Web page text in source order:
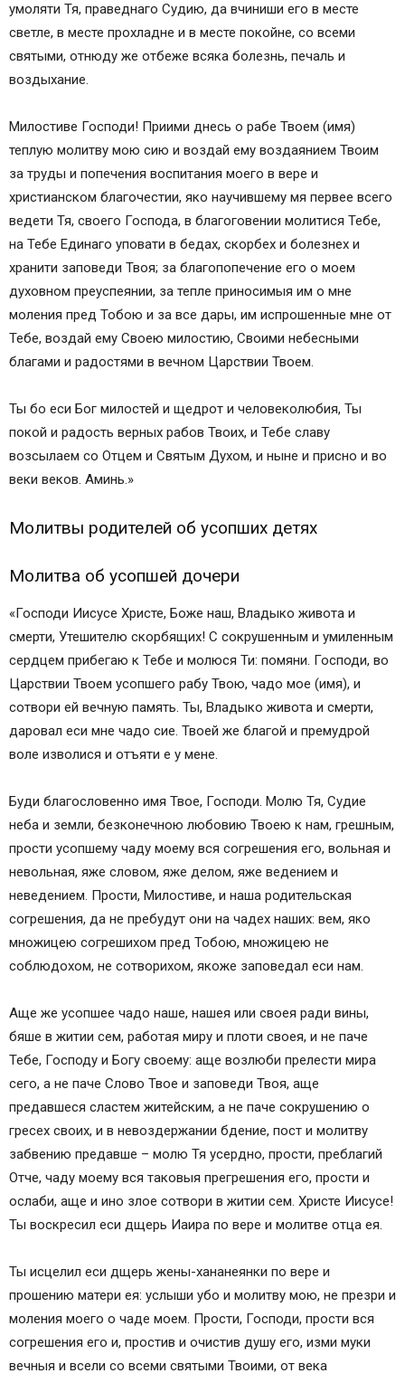
умоляти Тя, праведнаго Судию, да вчиниши его в месте
светле, в месте прохладне и в месте покойне, со всеми
святыми, отнюду же отбеже всяка болезнь, печаль и
воздыхание.
Милостиве Господи! Приими днесь о рабе Твоем (имя)
теплую молитву мою сию и воздай ему воздаянием Твоим
за труды и попечения воспитания моего в вере и
христианском благочестии, яко научившему мя первее всего
ведети Тя, своего Господа, в благоговении молитися Тебе,
на Тебе Единаго уповати в бедах, скорбех и болезнех и
хранити заповеди Твоя; за благопопечение его о моем
духовном преуспеянии, за тепле приносимыя им о мне
моления пред Тобою и за все дары, им испрошенные мне от
Тебе, воздай ему Своею милостию, Своими небесными
благами и радостями в вечном Царствии Твоем.
Ты бо еси Бог милостей и щедрот и человеколюбия, Ты
покой и радость верных рабов Твоих, и Тебе славу
возсылаем со Отцем и Святым Духом, и ныне и присно и во
веки веков. Аминь.»
Молитвы родителей об усопших детях
Молитва об усопшей дочери
«Господи Иисусе Христе, Боже наш, Владыко живота и
смерти, Утешителю скорбящих! С сокрушенным и умиленным
сердцем прибегаю к Тебе и молюся Ти: помяни. Господи, во
Царствии Твоем усопшего рабу Твою, чадо мое (имя), и
сотвори ей вечную память. Ты, Владыко живота и смерти,
даровал еси мне чадо сие. Твоей же благой и премудрой
воле изволися и отъяти е у мене.
Буди благословенно имя Твое, Господи. Молю Тя, Судие
неба и земли, безконечною любовию Твоею к нам, грешным,
прости усопшему чаду моему вся согрешения его, вольная и
невольная, яже словом, яже делом, яже ведением и
неведением. Прости, Милостиве, и наша родительская
согрешения, да не пребудут они на чадех наших: вем, яко
множицею согрешихом пред Тобою, множицею не
соблюдохом, не сотворихом, якоже заповедал еси нам.
Аще же усопшее чадо наше, нашея или своея ради вины,
бяше в житии сем, работая миру и плоти своея, и не паче
Тебе, Господу и Богу своему: аще возлюби прелести мира
сего, а не паче Слово Твое и заповеди Твоя, аще
предавшеся сластем житейским, а не паче сокрушению о
гресех своих, и в невоздержании бдение, пост и молитву
забвению предавше – молю Тя усердно, прости, преблагий
Отче, чаду моему вся таковыя прегрешения его, прости и
ослаби, аще и ино злое сотвори в житии сем. Христе Иисусе!
Ты воскресил еси дщерь Иаира по вере и молитве отца ея.
Ты исцелил еси дщерь жены-хананеянки по вере и
прошению матери ея: услыши убо и молитву мою, не презри и
моления моего о чаде моем. Прости, Господи, прости вся
согрешения его и, простив и очистив душу его, изми муки
вечныя и всели со всеми святыми Твоими, от века